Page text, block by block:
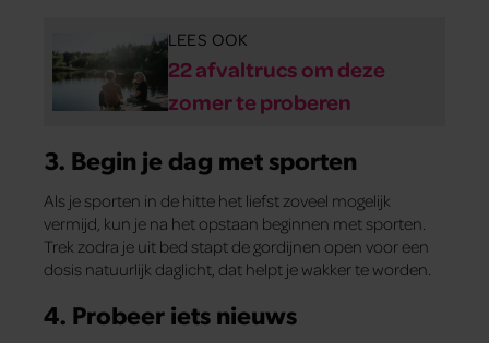
LEES OOK
22 afvaltrucs om deze
zomer te proberen
3. Begin je dag met sporten
Als je sporten in de hitte het liefst zoveel mogelijk
vermijd, kun je na het opstaan beginnen met sporten.
Trek zodra je uit bed stapt de gordijnen open voor een
dosis natuurlijk daglicht, dat helpt je wakker te worden.
4. Probeer iets nieuws